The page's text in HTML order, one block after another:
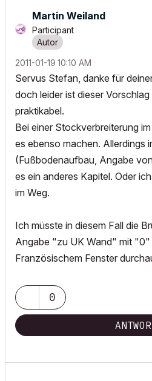
Martin Weiland
Participant
‎2011-01-19 10:10 AM
Servus Stefan, danke für
doch leider ist dieser
praktikabel.
Bei einer Stockverbreiterung
es ebenso machen. Allerdings
(Fußbodenaufbau, Angabe
es ein anderes Kapitel. Oder
im Weg.
Ich müsste in diesem Fall die
Angabe "zu UK Wand" mit "0"
Französischem Fenster
0